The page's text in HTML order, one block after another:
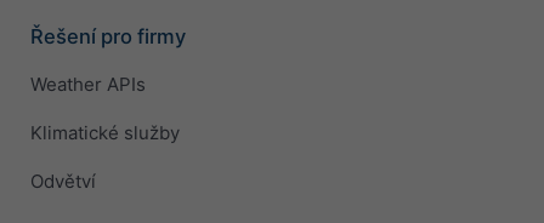
Řešení pro firmy
Weather APIs
Klimatické služby
Odvětví